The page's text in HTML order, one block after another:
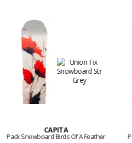
CAPITA
Pack Snowboard Birds Of A Feather